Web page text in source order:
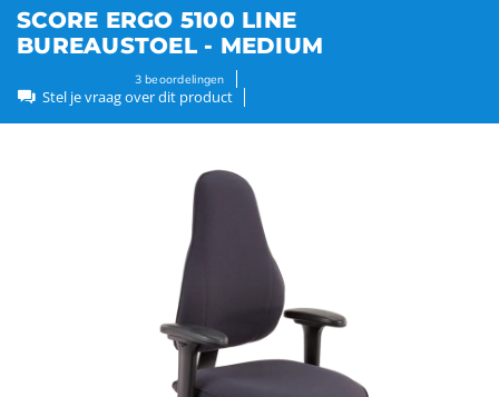
SCORE ERGO 5100 LINE
BUREAUSTOEL - MEDIUM
3beoordelingen
Stel je vraag over dit product